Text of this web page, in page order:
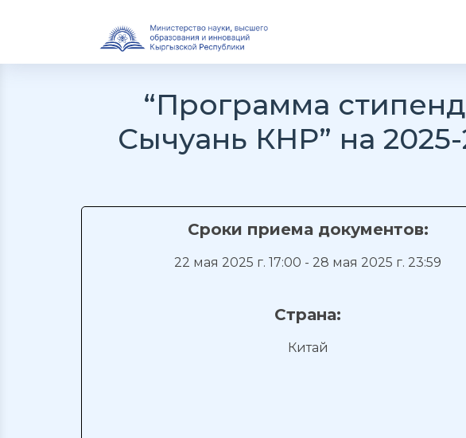
“Программа
Сычуань КНР” на
Сроки приема документов:
22 мая 2025 г. 17:00 - 28 мая 2025 г. 23:59
Страна:
Китай